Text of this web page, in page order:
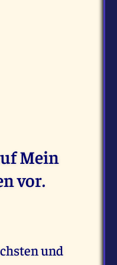
Mein
vor.
und